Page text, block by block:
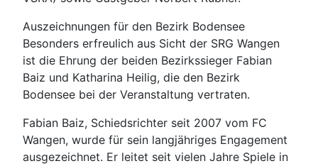
Auszeichnungen für den Bezirk Bodensee
Besonders erfreulich aus Sicht der SRG Wangen
ist die Ehrung der beiden Bezirkssieger Fabian
Baiz und Katharina Heilig, die den Bezirk
Bodensee bei der Veranstaltung vertraten.
Fabian Baiz, Schiedsrichter seit 2007 vom FC
Wangen, wurde für sein langjähriges Engagement
ausgezeichnet. Er leitet seit vielen Jahre Spiele in